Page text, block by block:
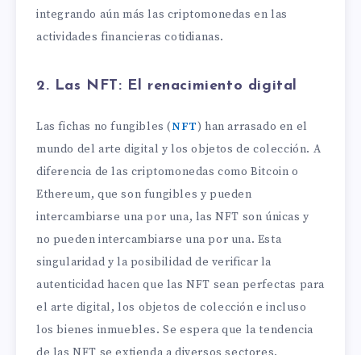
integrando aún más las criptomonedas en las
actividades financieras cotidianas.
2. Las NFT: El renacimiento digital
Las fichas no fungibles (NFT) han arrasado en el
mundo del arte digital y los objetos de colección. A
diferencia de las criptomonedas como Bitcoin o
Ethereum, que son fungibles y pueden
intercambiarse una por una, las NFT son únicas y
no pueden intercambiarse una por una. Esta
singularidad y la posibilidad de verificar la
autenticidad hacen que las NFT sean perfectas para
el arte digital, los objetos de colección e incluso
los bienes inmuebles. Se espera que la tendencia